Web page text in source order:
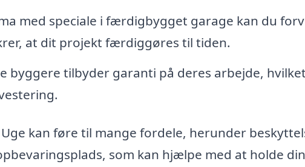
med speciale i færdigbygget garage kan du
at dit projekt færdiggøres til tiden.
byggere tilbyder garanti på deres arbejde,
kan føre til mange fordele, herunder
som kan hjælpe med at holde din